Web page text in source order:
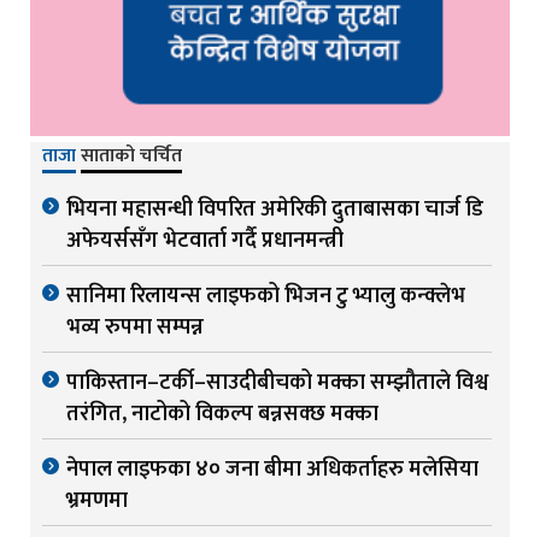
ताजासाताको चर्चित
भियना महासन्धी विपरित अमेरिकी दुताबासका चार्ज डि
अफेयर्ससँग भेटवार्ता गर्दै प्रधानमन्त्री
सानिमा रिलायन्स लाइफको भिजन टु भ्यालु कन्क्लेभ
भव्य रुपमा सम्पन्न
पाकिस्तान–टर्की–साउदीबीचको मक्का सम्झौताले विश्व
तरंगित, नाटोको विकल्प बन्नसक्छ मक्का
नेपाल लाइफका ४० जना बीमा अधिकर्ताहरु मलेसिया
भ्रमणमा